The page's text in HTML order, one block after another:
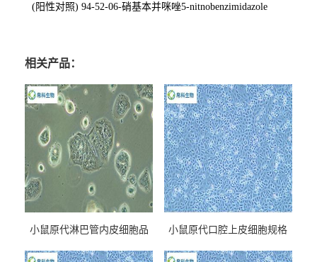
(阳性对照) 94-52-06-硝基本并咪唑5-nitnobenzimidazole
相关产品：
小鼠原代淋巴管内皮细胞品
小鼠原代口腔上皮细胞规格